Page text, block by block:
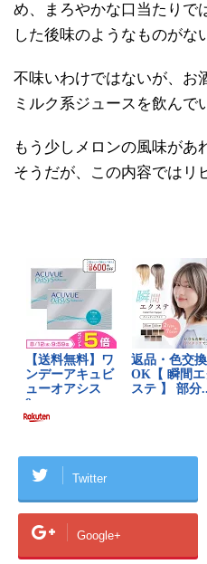
め、まろやかな口当たりで
した後味のようなものがな
不味いわけではないが、お
ミルク系ジュースを飲んで
もう少しメロンの風味があ
そうだが、この内容ではリ
Twitter
Google+